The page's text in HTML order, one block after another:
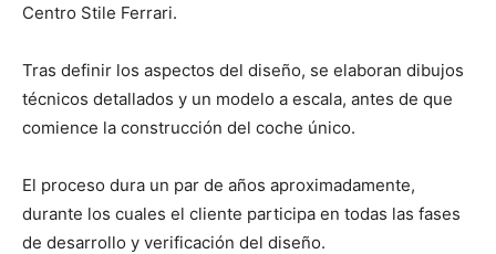
Centro Stile Ferrari.
Tras definir los aspectos del diseño, se elaboran dibujos
técnicos detallados y un modelo a escala, antes de que
comience la construcción del coche único.
El proceso dura un par de años aproximadamente,
durante los cuales el cliente participa en todas las fases
de desarrollo y verificación del diseño.